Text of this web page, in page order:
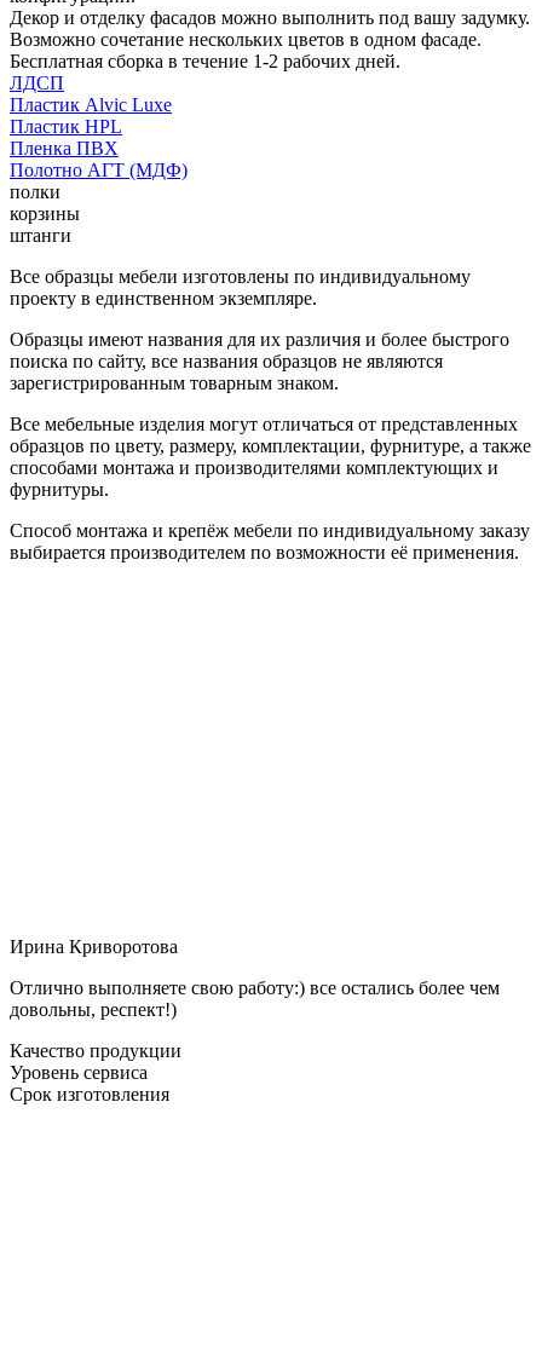
Декор и отделку фасадов можно выполнить под вашу задумку.
Возможно сочетание нескольких цветов в одном фасаде.
Бесплатная сборка в течение 1-2 рабочих дней.
ЛДСП
Пластик Alvic Luxe
Пластик HPL
Пленка ПВХ
Полотно АГТ (МДФ)
полки
корзины
штанги
Все образцы мебели изготовлены по индивидуальному
проекту в единственном экземпляре.
Образцы имеют названия для их различия и более быстрого
поиска по сайту, все названия образцов не являются
зарегистрированным товарным знаком.
Все мебельные изделия могут отличаться от представленных
образцов по цвету, размеру, комплектации, фурнитуре, а также
способами монтажа и производителями комплектующих и
фурнитуры.
Способ монтажа и крепёж мебели по индивидуальному заказу
выбирается производителем по возможности её применения.
Ирина Криворотова
Отлично выполняете свою работу:) все остались более чем
довольны, респект!)
Качество продукции
Уровень сервиса
Срок изготовления